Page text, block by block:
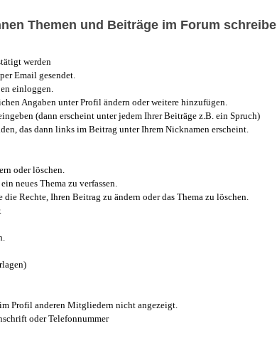
Themen und Beiträge im Forum
werden
Email gesendet.
einloggen.
Angaben unter Profil ändern oder weitere hinzufügen.
(dann erscheint unter jedem Ihrer Beiträge z.B. ein Spruch)
das dann links im Beitrag unter Ihrem Nicknamen erscheint.
oder löschen.
neues Thema zu verfassen.
Rechte, Ihren Beitrag zu ändern oder das Thema zu löschen.
Profil anderen Mitgliedern nicht angezeigt.
oder Telefonnummer